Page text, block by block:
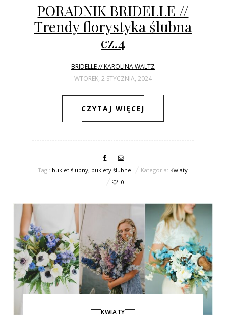
PORADNIK BRIDELLE //
Trendy florystyka ślubna
cz.4
BRIDELLE // KAROLINA WALTZ
WTOREK, 2 STYCZNIA, 2024
CZYTAJ WIĘCEJ
Tagi: bukiet ślubny, bukiety ślubne Kategoria: Kwiaty
0
KWIATY